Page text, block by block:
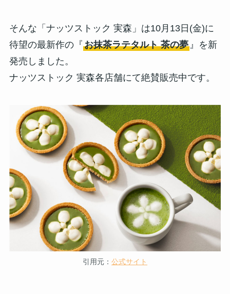
そんな「ナッツストック 実森」は10月13日(金)に
待望の最新作の『お抹茶ラテタルト 茶の夢』を新
発売しました。
ナッツストック 実森各店舗にて絶賛販売中です。
引用元： 公式サイト